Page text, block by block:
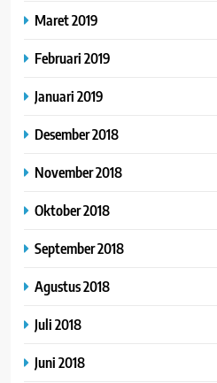
Maret 2019
Februari 2019
Januari 2019
Desember 2018
November 2018
Oktober 2018
September 2018
Agustus 2018
Juli 2018
Juni 2018